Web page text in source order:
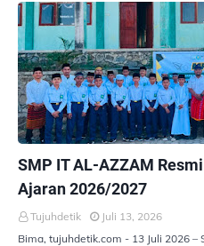
SMP IT AL-AZZAM
Ajaran 2026/2027
Tujuhdetik
Juli 13, 2026
Bima, tujuhdetik.com - 13 Juli 2026 –